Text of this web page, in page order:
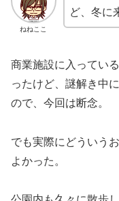
ねねここ
ど、冬に
商業施設に入ってい
ったけど、謎解き中
ので、今回は断念。
でも実際にどういう
よかった。